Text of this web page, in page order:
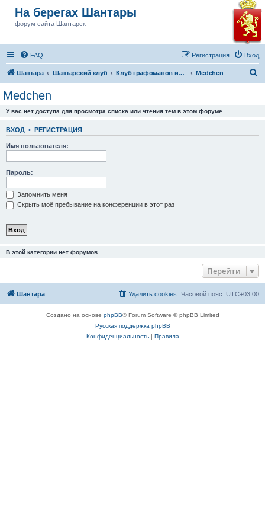
На берегах Шантары
форум сайта Шантарск
FAQ Вход
Регистрация
Шантара Шантарский клуб Клуб графоманов им Бушкова Medchen
Medchen
У вас нет доступа для просмотра списка или чтения тем в этом форуме.
ВХОД • РЕГИСТРАЦИЯ
Имя пользователя:
Пароль:
Запомнить меня
Скрыть моё пребывание на конференции в этот раз
В этой категории нет форумов.
Перейти
Шантара Часовой пояс: UTC+03:00
Удалить cookies
Создано на основе phpBB® Forum Software © phpBB Limited
Русская поддержка phpBB
Конфиденциальность| Правила